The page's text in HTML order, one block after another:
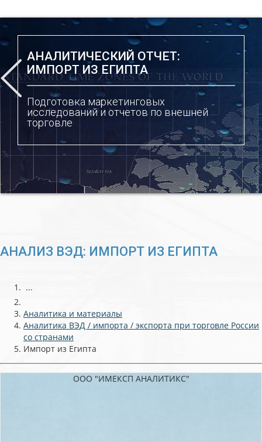
АНАЛИТИЧЕСКИЙ ОТЧЕТ:
ИМПОРТ ИЗ ЕГИПТА
Подготовка маркетинговых
исследований и отчетов по внешней
торговле
АНАЛИЗ ВЭД: ИМПОРТ ИЗ ЕГИПТА
...
Аналитика и материалы
Аналитика ВЭД / импорта / экспорта при торговле России
со странами
Импорт из Египта
ООО "ИМЕКСП АНАЛИТИКС"